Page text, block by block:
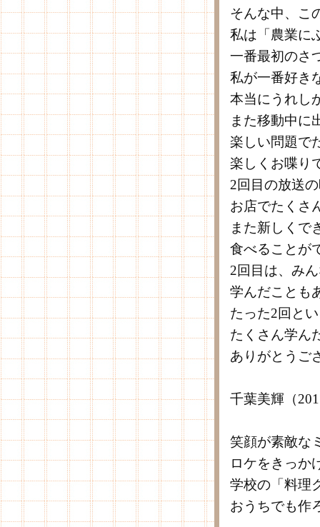
そんな中、こ
私は「農業に
一番最初のさ
私が一番好き
本当にうれし
また移動中に
楽しい問題で
楽しくお喋り
2回目の放送
お店でたくさ
また新しくで
食べることが
2回目は、み
学んだことも
たった2回と
たくさん学ん
ありがとうご
千葉美輝（
笑顔が素敵な
ロケをきっか
学校の「料理
おうちでも作